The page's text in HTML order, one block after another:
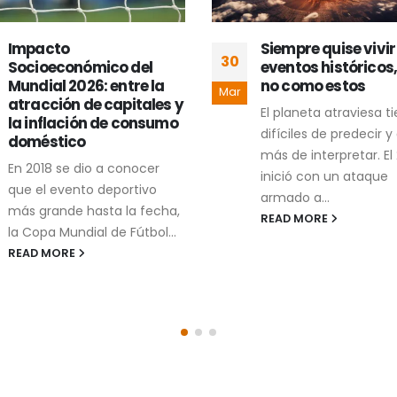
Siempre quise vivir
eventos históricos, pero
no como estos
El planeta atraviesa tiempos
difíciles de predecir y aún
inició con un ataque
armado a...
READ MORE
30
Mar
Comunicación
gubernamental y
ilusión del mensaje
uniforme
La comunicación
gubernamental
diversos retos, pero
los problemas más
recurrentes aparece